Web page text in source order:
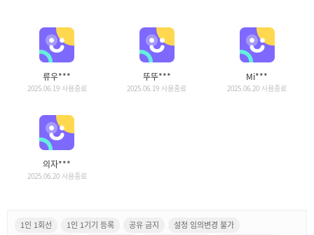
류우***
2025.06.19 사용종료
뚜뚜***
2025.06.19 사용종료
Mi***
2025.06.20 사용종료
의자***
2025.06.20 사용종료
1인 1회선 1인 1기기 등록 공유 금지
설정 임의변경 불가